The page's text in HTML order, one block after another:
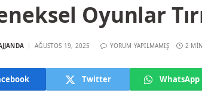
Oyunlar
AĞUSTOS 19, 2025 YORUM YAPILMAMIŞ 2
Twitter WhatsApp